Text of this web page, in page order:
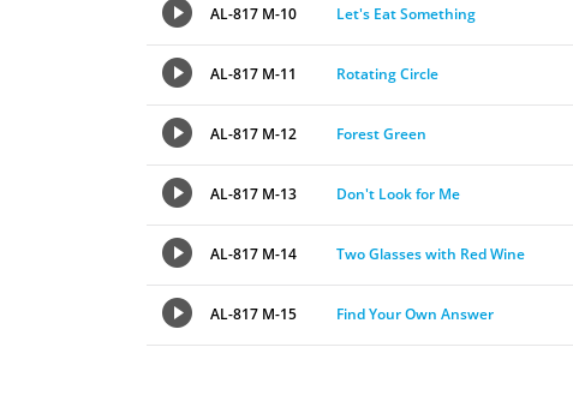
AL-817 M-10 Let's Eat Something
AL-817 M-11 Rotating Circle
AL-817 M-12 Forest Green
AL-817 M-13 Don't Look for Me
AL-817 M-14 Two Glasses with Red Wine
AL-817 M-15 Find Your Own Answer